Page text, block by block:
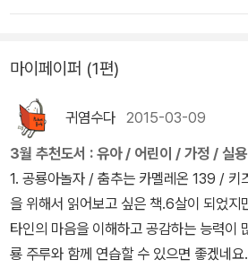
마이페이퍼 (1편)
귀염수다 2015-03-09
3월 추천도서 : 유아 / 어린이 / 가정 / 실용
1. 공룡아놀자 / 춤추는 카멜레온 139 / 키
을 위해서 읽어보고 싶은 책.6살이 되었지
타인의 마음을 이해하고 공감하는 능력이
룡 주루와 함께 연습할 수 있으면 좋겠